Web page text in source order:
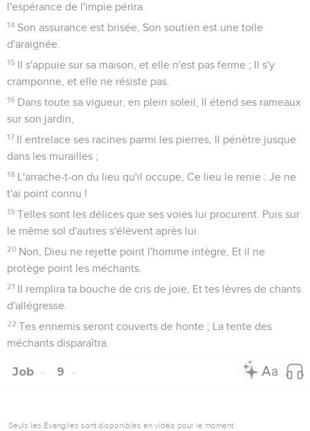
l'espérance de l'impie périra.
14 Son assurance est brisée, Son soutien est une toile
d'araignée.
15 Il s'appuie sur sa maison, et elle n'est pas ferme ; Il s'y
cramponne, et elle ne résiste pas.
16 Dans toute sa vigueur, en plein soleil, Il étend ses rameaux
sur son jardin,
17 Il entrelace ses racines parmi les pierres, Il pénètre jusque
dans les murailles ;
18 L'arrache-t-on du lieu qu'il occupe, Ce lieu le renie : Je ne
t'ai point connu !
19 Telles sont les délices que ses voies lui procurent. Puis sur
le même sol d'autres s'élèvent après lui.
20 Non, Dieu ne rejette point l'homme intègre, Et il ne
protège point les méchants.
21 Il remplira ta bouche de cris de joie, Et tes lèvres de chants
d'allégresse.
22 Tes ennemis seront couverts de honte ; La tente des
méchants disparaîtra.
Job 9
Seuls les Évangiles sont disponibles en vidéo pour le moment.